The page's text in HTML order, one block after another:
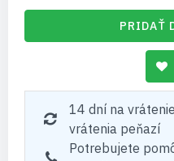
PRIDAŤ
14 dní na
vrátenia peňazí
Potrebujete